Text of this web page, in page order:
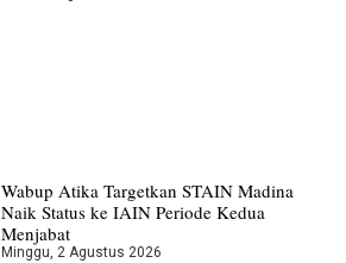
Wabup Atika Targetkan STAIN Madina
Naik Status ke IAIN Periode Kedua
Menjabat
Minggu, 2 Agustus 2026